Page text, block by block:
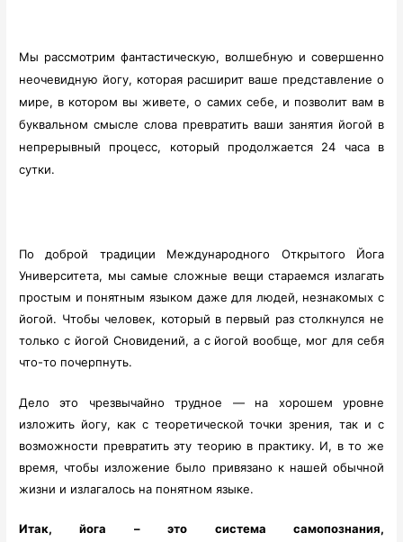
Мы рассмотрим фантастическую, волшебную и совершенно
неочевидную йогу, которая расширит ваше представление о
мире, в котором вы живете, о самих себе, и позволит вам в
буквальном смысле слова превратить ваши занятия йогой в
непрерывный процесс, который продолжается 24 часа в
сутки.
По доброй традиции Международного Открытого Йога
Университета, мы самые сложные вещи стараемся излагать
простым и понятным языком даже для людей, незнакомых с
йогой. Чтобы человек, который в первый раз столкнулся не
только с йогой Сновидений, а с йогой вообще, мог для себя
что-то почерпнуть.
Дело это чрезвычайно трудное — на хорошем уровне
изложить йогу, как с теоретической точки зрения, так и с
возможности превратить эту теорию в практику. И, в то же
время, чтобы изложение было привязано к нашей обычной
жизни и излагалось на понятном языке.
Итак, йога – это система самопознания,